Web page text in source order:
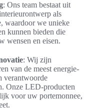
: Ons team bestaat uit
als
waardoor we unieke
kunnen bieden die
wensen en eisen.
: Wij zijn
van de meest energie-
verantwoorde
Onze LED-producten
voor uw portemonnee,